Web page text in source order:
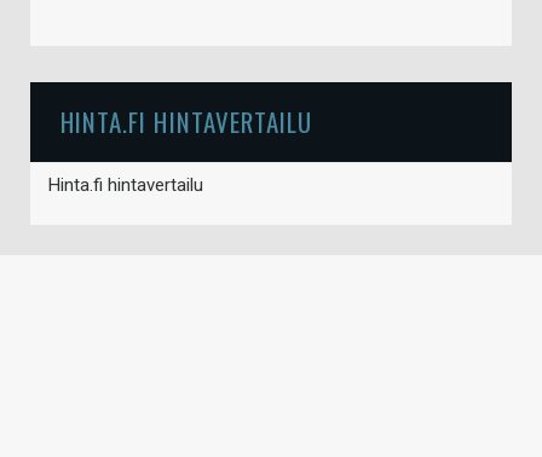
HINTA.FI HINTAVERTAILU
Hinta.fi hintavertailu